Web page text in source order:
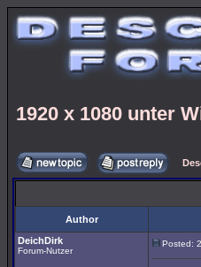
1920 x 1080 unter
Author
DeichDirk
Forum-Nutzer
Posted: